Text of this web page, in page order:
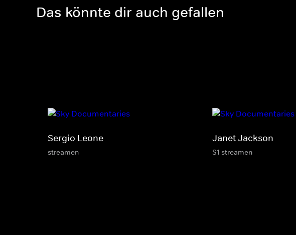
Das könnte dir auch gefallen
Sergio Leone
streamen
Janet Jackson
S1 streamen